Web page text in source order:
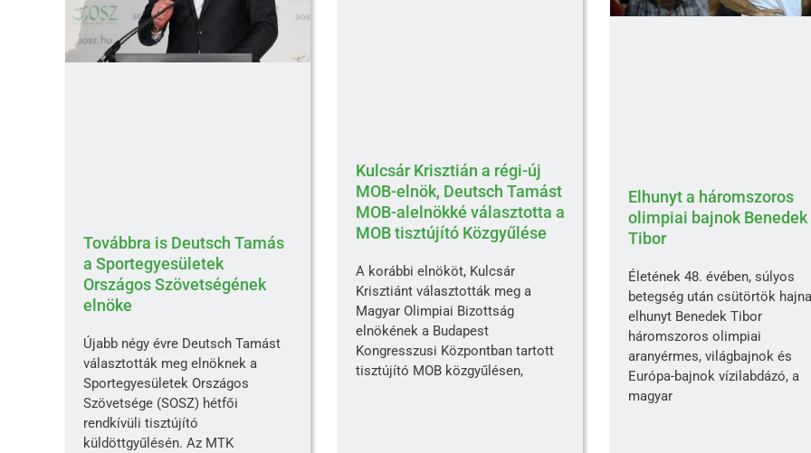
Továbbra is Deutsch Tamás
a Sportegyesületek
Országos Szövetségének
elnöke
Újabb négy évre Deutsch Tamást
választották meg elnöknek a
Sportegyesületek Országos
Szövetsége (SOSZ) hétfői
rendkívüli tisztújító
küldöttgyűlésén. Az MTK
Kulcsár Krisztián a régi-új
MOB-elnök, Deutsch Tamást
MOB-alelnökké választotta a
MOB tisztújító Közgyűlése
A korábbi elnököt, Kulcsár
Krisztiánt választották meg a
Magyar Olimpiai Bizottság
elnökének a Budapest
Kongresszusi Központban tartott
tisztújító MOB közgyűlésen,
Elhunyt a háromszoros
olimpiai bajnok Benedek
Tibor
Életének 48. évében, súlyos
betegség után csütörtök
elhunyt Benedek Tibor
háromszoros olimpiai
aranyérmes, világbajnok és
Európa-bajnok vízilabdázó, a
magyar